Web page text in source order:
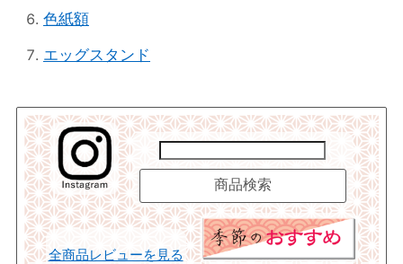
色紙額
エッグスタンド
全商品レビューを見る